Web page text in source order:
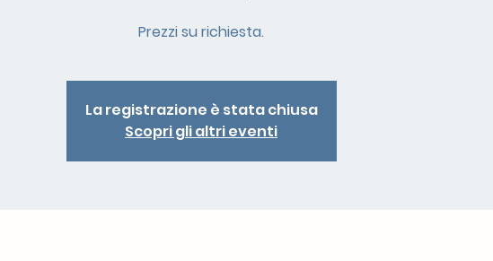
Prezzi su richiesta.
La registrazione è stata chiusa
Scopri gli altri eventi